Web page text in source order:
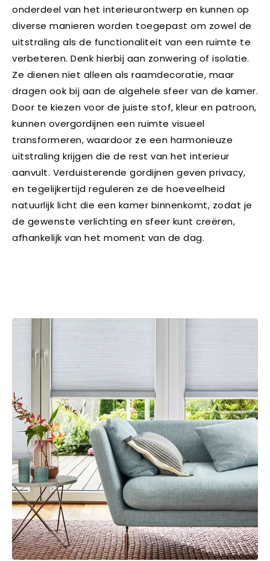
onderdeel van het interieurontwerp en kunnen op
diverse manieren worden toegepast om zowel de
uitstraling als de functionaliteit van een ruimte te
verbeteren. Denk hierbij aan zonwering of isolatie.
Ze dienen niet alleen als raamdecoratie, maar
dragen ook bij aan de algehele sfeer van de kamer.
Door te kiezen voor de juiste stof, kleur en patroon,
kunnen overgordijnen een ruimte visueel
transformeren, waardoor ze een harmonieuze
uitstraling krijgen die de rest van het interieur
aanvult. Verduisterende gordijnen geven privacy,
en tegelijkertijd reguleren ze de hoeveelheid
natuurlijk licht die een kamer binnenkomt, zodat je
de gewenste verlichting en sfeer kunt creëren,
afhankelijk van het moment van de dag.